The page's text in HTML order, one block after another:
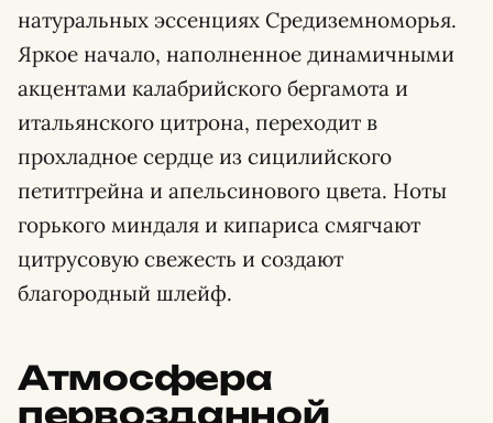
натуральных эссенциях Средиземноморья.
Яркое начало, наполненное динамичными
акцентами калабрийского бергамота и
итальянского цитрона, переходит в
прохладное сердце из сицилийского
петитгрейна и апельсинового цвета. Ноты
горького миндаля и кипариса смягчают
цитрусовую свежесть и создают
благородный шлейф.
Атмосфера
первозданной